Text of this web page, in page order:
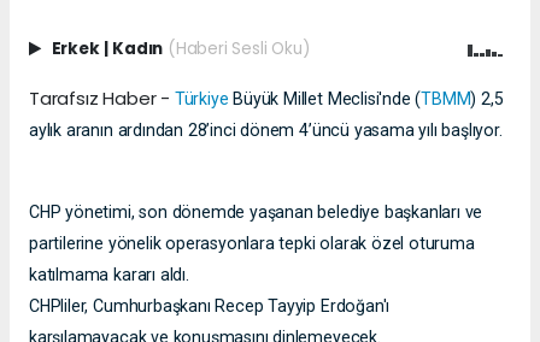
Erkek | Kadın (Haberi Sesli Oku)
Tarafsız Haber - Türkiye Büyük Millet Meclisi'nde (TBMM) 2,5
aylık aranın ardından 28’inci dönem 4’üncü yasama yılı başlıyor.
CHP yönetimi, son dönemde yaşanan belediye başkanları ve
partilerine yönelik operasyonlara tepki olarak özel oturuma
katılmama kararı aldı.
CHPliler, Cumhurbaşkanı Recep Tayyip Erdoğan'ı
karşılamayacak ve konuşmasını dinlemeyecek.